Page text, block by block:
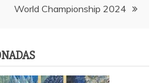
World Championship 2024